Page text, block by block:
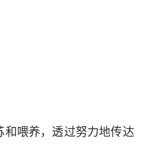
喂养，透过努力地传达